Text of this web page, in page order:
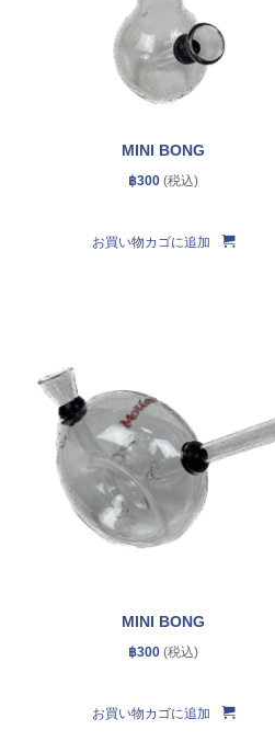
MINI BONG
฿300
お買い物カゴに追加
MINI BONG
฿300
お買い物カゴに追加